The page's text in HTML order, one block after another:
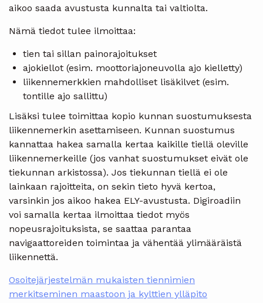
aikoo saada avustusta kunnalta tai valtiolta.
Nämä tiedot tulee ilmoittaa:
tien tai sillan painorajoitukset
ajokiellot (esim. moottoriajoneuvolla ajo kielletty)
liikennemerkkien mahdolliset lisäkilvet (esim.
tontille ajo sallittu)
Lisäksi tulee toimittaa kopio kunnan suostumuksesta
liikennemerkin asettamiseen. Kunnan suostumus
kannattaa hakea samalla kertaa kaikille tiellä oleville
liikennemerkeille (jos vanhat suostumukset eivät ole
tiekunnan arkistossa). Jos tiekunnan tiellä ei ole
lainkaan rajoitteita, on sekin tieto hyvä kertoa,
varsinkin jos aikoo hakea ELY-avustusta. Digiroadiin
voi samalla kertaa ilmoittaa tiedot myös
nopeusrajoituksista, se saattaa parantaa
navigaattoreiden toimintaa ja vähentää ylimääräistä
liikennettä.
Osoitejärjestelmän mukaisten tiennimien
merkitseminen maastoon ja kylttien ylläpito